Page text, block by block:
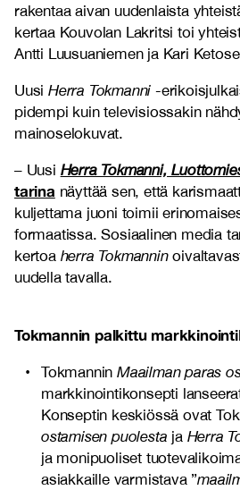
rakentaa aivan uudenlaista
kertaa Kouvolan Lakritsi toi
Antti Luusuaniemen ja Kari
Uusi Herra Tokmanni -
pidempi kuin televisiossakin
mainoselokuvat.
– Uusi Herra Tokmanni,
tarina näyttää sen, että
kuljettama juoni toimii
formaatissa. Sosiaalinen media
kertoa herra Tokmannin
uudella tavalla.
Tokmannin palkittu
Tokmannin Maailman paras
markkinointikonsepti
Konseptin keskiössä ovat
ostamisen puolesta ja Herra
ja monipuoliset
asiakkaille varmistava ”